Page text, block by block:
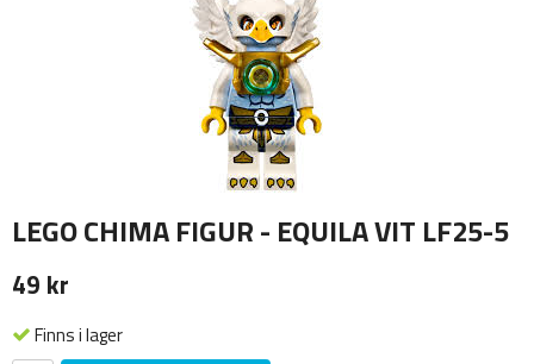
LEGO CHIMA FIGUR - EQUILA VIT LF25-5
49 kr
Finns i lager